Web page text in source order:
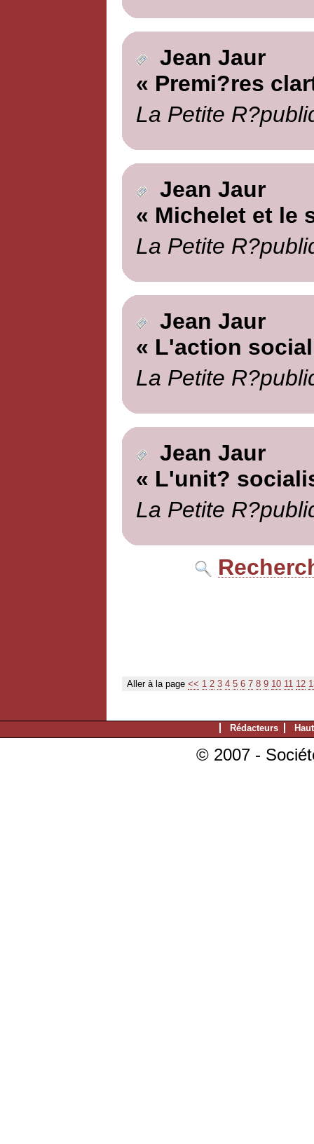
Jean Jaur
« Premi?res
La Petite
Jean Jaur
« Michelet et le
La Petite
Jean Jaur
« L'action
La Petite
Jean Jaur
« L'unit?
La Petite
Aller à la page << 1 2 3 4 5 6 7 8 9 10 11 12
Rédacteurs
© 2007 -